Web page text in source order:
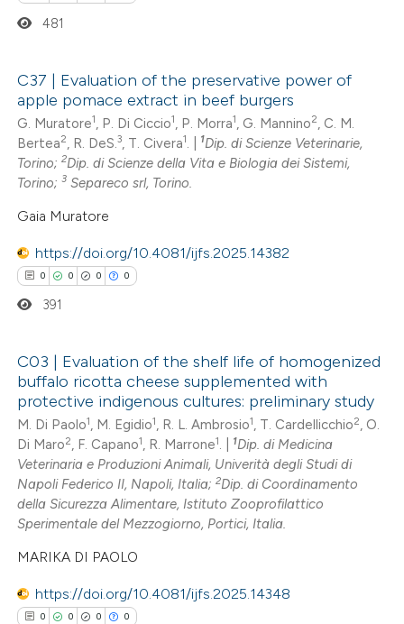
of the citation, a
describing whether
mentions, or contrasts
claim, and a label
in which section the
was made.
Citing Publications
Supporting
Mentioning
Contrasting
how this article has been
atscite.ai
shows how a scientific paper
been cited by providing the
of the citation, a
describing whether
mentions, or contrasts
claim, and a label
in which section the
481
C37 | Evaluation of the preservative power of
apple pomace extract in beef burgers
G. Muratore1, P. Di Ciccio1, P. Morra1, G. Mannino2, C. M.
Bertea2, R. DeS.3, T. Civera1. | 1Dip. di Scienze Veterinarie,
Torino;2Dip. di Scienze della Vita e Biologia dei Sistemi,
Torino;3 Separeco srl, Torino.
Gaia Muratore
https://doi.org/10.4081/ijfs.2025.14382
0 0 0 0
Citing Publications
Supporting
Mentioning
Contrasting
atscite.ai
391
C03 | Evaluation of the shelf life of homogenized
buffalo ricotta cheese supplemented with
protective indigenous cultures: preliminary study
M. Di Paolo1, M. Egidio1, R. L. Ambrosio1, T. Cardellicchio2, O.
Di Maro2, F. Capano1, R. Marrone1. | 1Dip. di Medicina
Veterinaria e Produzioni Animali, Univerità degli Studi di
Napoli Federico II, Napoli, Italia;2Dip. di Coordinamento
della Sicurezza Alimentare, Istituto Zooprofilattico
Sperimentale del Mezzogiorno, Portici, Italia.
MARIKA DI PAOLO
https://doi.org/10.4081/ijfs.2025.14348
0 0 0 0